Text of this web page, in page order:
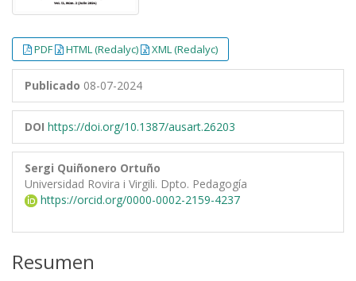
PDF HTML (Redalyc) XML (Redalyc)
Publicado 08-07-2024
DOI https://doi.org/10.1387/ausart.26203
Sergi Quiñonero Ortuño
Universidad Rovira i Virgili. Dpto. Pedagogía
https://orcid.org/0000-0002-2159-4237
Resumen